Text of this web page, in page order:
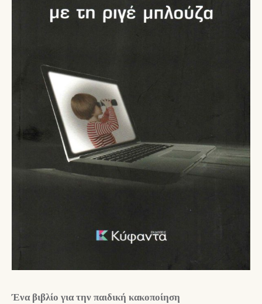
Ένα βιβλίο για την παιδική κακοποίηση